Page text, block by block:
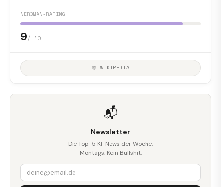
NERDMAN-RATING
9/ 10
📖 WIKIPEDIA
📬
Newsletter
Die Top-5 KI-News der Woche.
Montags. Kein Bullshit.